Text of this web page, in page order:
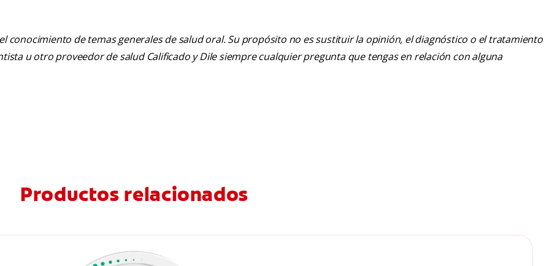
conocimiento de temas generales de salud oral. Su propósito no es sustituir la opinión, el diagnóstico o el tratamiento
u otro proveedor de salud Calificado y Dile siempre cualquier pregunta que tengas en relación con alguna
Productos relacionados